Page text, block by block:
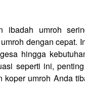
ibadah umroh
dengan cepat.
hingga
seperti ini,
umroh Anda